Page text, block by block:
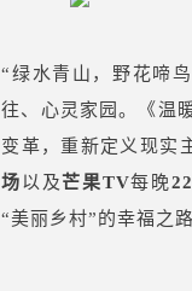
“绿水青山，野花啼
往、心灵家园。《温
变革，重新定义现实
场以及芒果TV每晚
“美丽乡村”的幸福之路